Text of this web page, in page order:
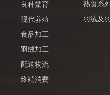
良种繁育
现代养殖
食品加工
羽绒加工
配送物流
终端消费
熟食系
羽绒及